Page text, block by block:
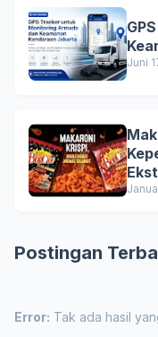
Juni
Postingan
Error: Tak ada hasil